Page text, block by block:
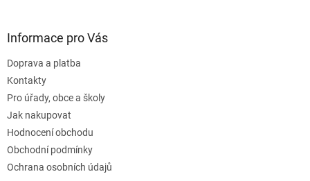
Informace pro Vás
Doprava a platba
Kontakty
Pro úřady, obce a školy
Jak nakupovat
Hodnocení obchodu
Obchodní podmínky
Ochrana osobních údajů